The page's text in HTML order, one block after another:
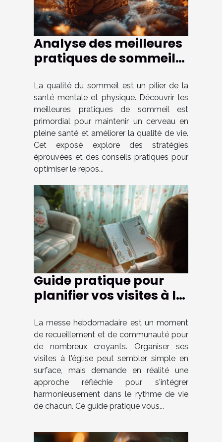
Analyse des meilleures
pratiques de sommeil
pleine santé
La qualité du sommeil est un pilier de la
santé mentale et physique. Découvrir les
meilleures pratiques de sommeil est
primordial pour maintenir un cerveau en
pleine santé et améliorer la qualité de vie.
Cet exposé explore des stratégies
éprouvées et des conseils pratiques pour
optimiser le repos...
Guide pratique pour
planifier vos visites à la
La messe hebdomadaire est un moment
de recueillement et de communauté pour
de nombreux croyants. Organiser ses
visites à l'église peut sembler simple en
surface, mais demande en réalité une
approche réfléchie pour s'intégrer
harmonieusement dans le rythme de vie
de chacun. Ce guide pratique vous...